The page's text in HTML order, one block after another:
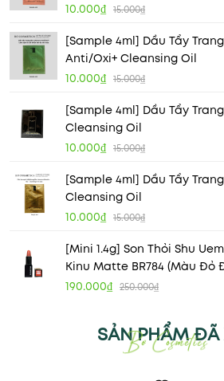
10.000₫ 15.000₫
[Sample 4ml] Dầu Tẩy
Anti/Oxi+ Cleansing Oil
10.000₫ 15.000₫
[Sample 4ml] Dầu Tẩy
Cleansing Oil
10.000₫ 15.000₫
[Sample 4ml] Dầu Tẩy
Cleansing Oil
10.000₫ 15.000₫
[Mini 1.4g] Son Thỏi Shu
Kinu Matte BR784 (Màu Đỏ
190.000₫ 250.000₫
SẢN PHẨM ĐÃ